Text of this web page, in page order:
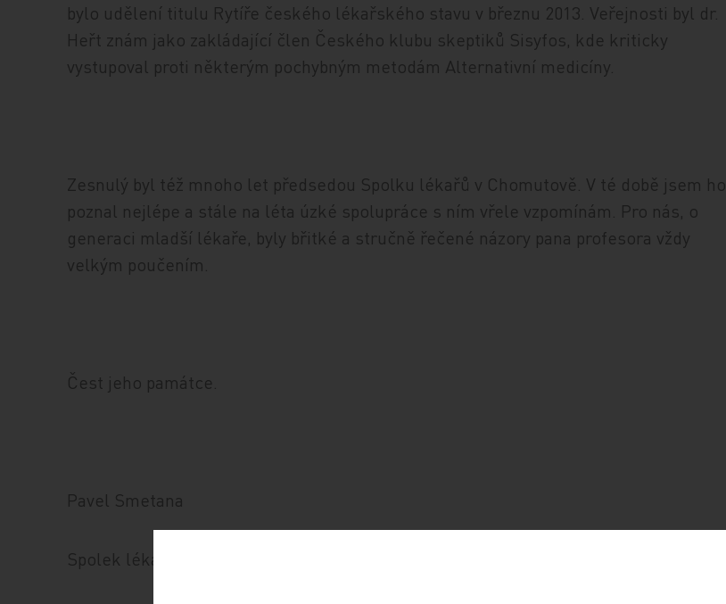
bylo udělení titulu Rytíře českého lékařského stavu v březnu 2013. Veřejnosti byl dr.
Heřt znám jako zakládající člen Českého klubu skeptiků Sisyfos, kde kriticky
vystupoval proti některým pochybným metodám Alternativní medicíny.
Zesnulý byl též mnoho let předsedou Spolku lékařů v Chomutově. V té době jsem ho
poznal nejlépe a stále na léta úzké spolupráce s ním vřele vzpomínám. Pro nás, o
generaci mladší lékaře, byly břitké a stručně řečené názory pana profesora vždy
velkým poučením.
Čest jeho památce.
Pavel Smetana
Spolek lékařů v Chomutově